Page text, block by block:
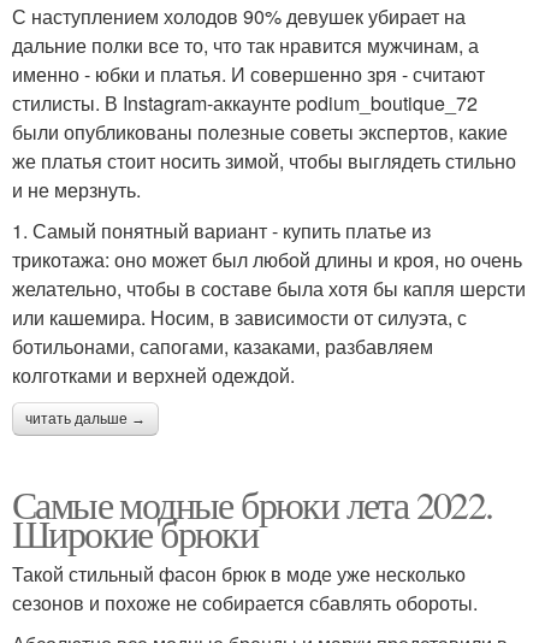
С наступлением холодов 90% девушек убирает на
дальние полки все то, что так нравится мужчинам, а
именно - юбки и платья. И совершенно зря - считают
стилисты. В Instagram-аккаунте podium_boutique_72
были опубликованы полезные советы экспертов, какие
же платья стоит носить зимой, чтобы выглядеть стильно
и не мерзнуть.
1. Самый понятный вариант - купить платье из
трикотажа: оно может был любой длины и кроя, но очень
желательно, чтобы в составе была хотя бы капля шерсти
или кашемира. Носим, в зависимости от силуэта, с
ботильонами, сапогами, казаками, разбавляем
колготками и верхней одеждой.
читать дальше →
Самые модные брюки лета 2022.
Широкие брюки
Такой стильный фасон брюк в моде уже несколько
сезонов и похоже не собирается сбавлять обороты.